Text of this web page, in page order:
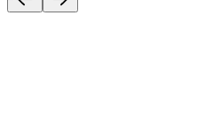
Product images and videos